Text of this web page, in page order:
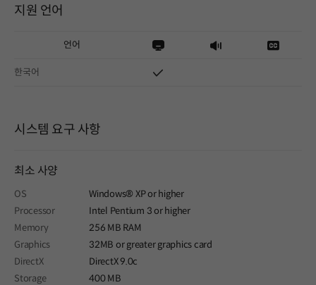
지원 언어
언어
한국어
시스템 요구 사항
최소 사양
OS
Windows® XP or higher
Processor
Intel Pentium 3 or higher
Memory
256 MB RAM
Graphics
32MB or greater graphics card
DirectX
DirectX 9.0c
Storage
400 MB